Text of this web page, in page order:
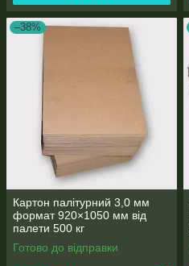
–38%
Картон палітурний 3,0 мм
формат 920×1050 мм від
палети 500 кг
Готово до відправки